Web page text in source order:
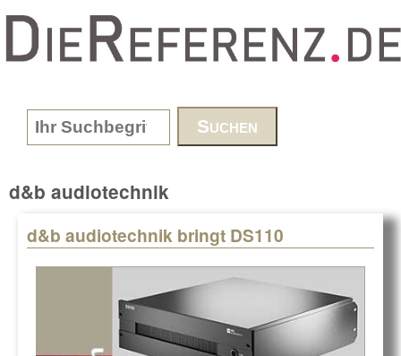
www.DieReferenz.de
Search form
d&b audiotechnik
d&b audiotechnik bringt DS110
Pages